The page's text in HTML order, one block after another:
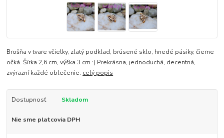
Brošňa v tvare včielky, zlatý podklad, brúsené sklo, hnedé pásiky, čierne
očká. Šírka 2,6 cm, výška 3 cm :) Prekrásna, jednoduchá, decentná,
zvýrazní každé oblečenie. celý popis
Dostupnosť Skladom
Nie sme platcovia DPH